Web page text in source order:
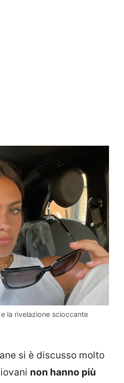
la rivelazione scioccante
si è discusso molto
non hanno più